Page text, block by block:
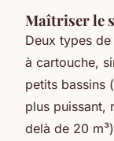
Maîtriser le
Deux types
à cartouche,
petits bassins
plus puissant,
delà de 20